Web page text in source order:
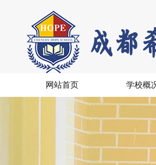
网站首页 学校概